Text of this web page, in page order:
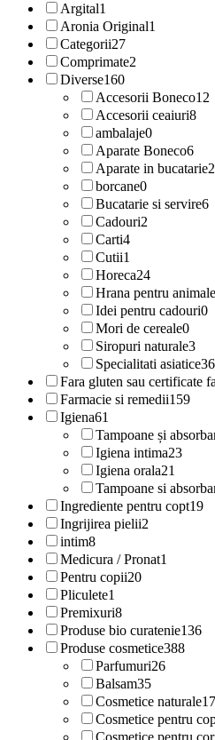
Argital1
Aronia Original1
Categorii27
Comprimate2
Diverse160
Accesorii Boneco12
Accesorii ceaiuri8
ambalaje0
Aparate Boneco6
Aparate in bucatarie
borcane0
Bucatarie si servire6
Cadouri2
Carti4
Cutii1
Horeca24
Hrana pentru animale
Idei pentru cadouri0
Mori de cereale0
Siropuri naturale3
Specialitati asiatice36
Fara gluten sau certificate
Farmacie si remedii159
Igiena61
Tampoane și
Igiena intima23
Igiena orala21
Tampoane si
Ingrediente pentru copt19
Ingrijirea pielii2
intim8
Medicura / Pronat1
Pentru copii20
Pliculete1
Premixuri8
Produse bio curatenie136
Produse cosmetice388
Parfumuri26
Balsam35
Cosmetice naturale
Cosmetice pentru